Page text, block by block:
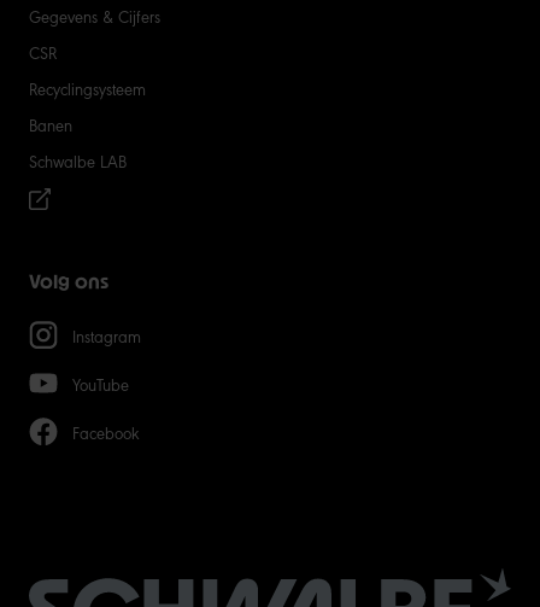
Gegevens & Cijfers
CSR
Recyclingsysteem
Banen
Schwalbe LAB
Volg ons
Instagram
YouTube
Facebook